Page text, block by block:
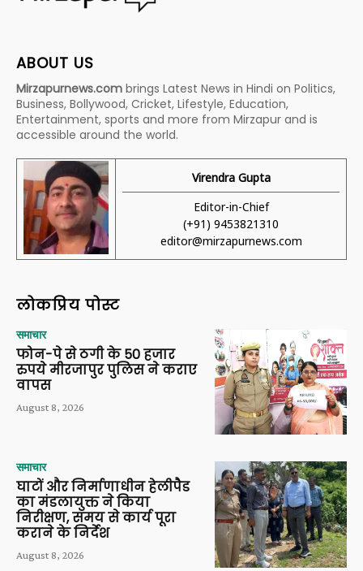
ABOUT US
Mirzapurnews.com brings Latest News in Hindi on Politics,
Business, Bollywood, Cricket, Lifestyle, Education,
Entertainment, sports and more from Mirzapur and is
accessible around the world.
Virendra Gupta
Editor-in-Chief
(+91) 9453821310
editor@mirzapurnews.com
लोकप्रिय पोस्ट
समाचार
फोन-पे से ठगी के 50 हजार
रुपये मीरजापुर पुलिस ने कराए
वापस
August 8, 2026
समाचार
घाटों और निर्माणाधीन हेलीपैड
का मंडलायुक्त ने किया
निरीक्षण, समय से कार्य पूरा
कराने के निर्देश
August 8, 2026